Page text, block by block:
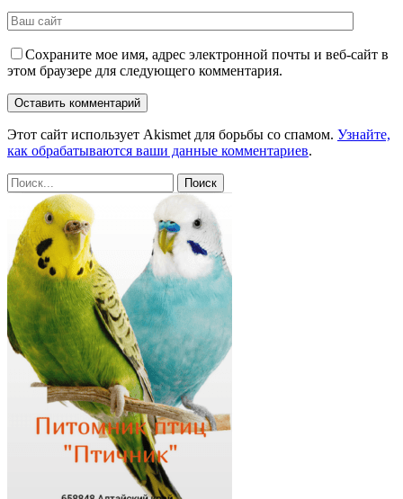
Сохраните мое имя, адрес электронной почты и веб-сайт в
этом браузере для следующего комментария.
Этот сайт использует Akismet для борьбы со спамом. Узнайте,
как обрабатываются ваши данные комментариев.